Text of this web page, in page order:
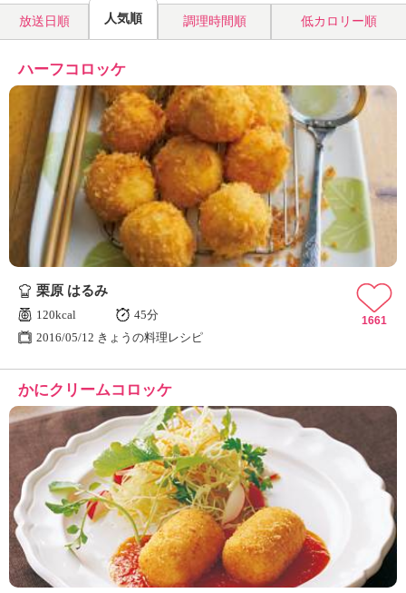
う
の
」
放送日順 人気順 調理時間順 低カロリー順
ハーフコロッケ
栗原 はるみ
120kcal
45分
2016/05/12 きょうの料理レシピ
1661
かにクリームコロッケ